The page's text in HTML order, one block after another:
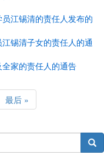
江锡清的责任人发布的
锡清子女的责任人的通
家的责任人的通告
Last
page
最后 »
搜索